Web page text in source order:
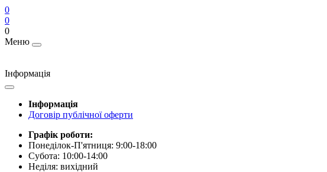
0
0
0
Меню
Інформація
Інформація
Договір публічної оферти
Графік роботи:
Понеділок-П'ятниця: 9:00-18:00
Субота: 10:00-14:00
Неділя: вихідний